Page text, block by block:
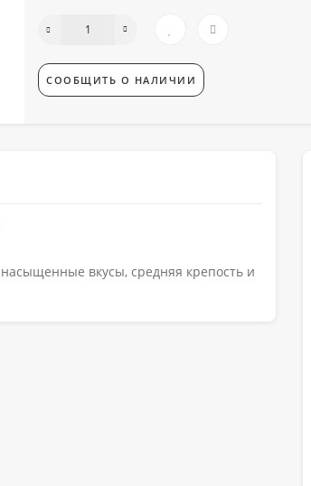
СООБЩИТЬ О НАЛИЧИИ
вкусы, средняя крепость и